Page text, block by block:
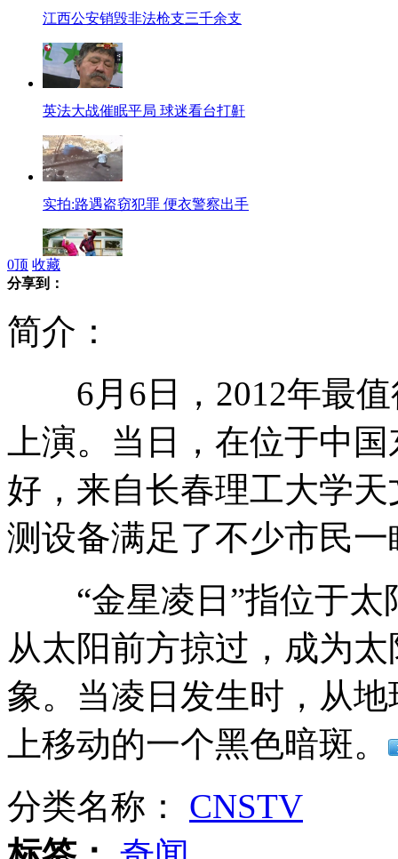
江西公安销毁非法枪支三千余支
英法大战催眠平局 球迷看台打鼾
实拍:路遇盗窃犯罪 便衣警察出手
美国小伙箱里装女友进出公寓
韩突然军方演习 称为报复朝挑衅
蛟龙号载人潜水器因天气原因推迟
暴雨袭台湾中南部 山崩致4人被埋
山西运城恶犬咬伤多人 警民合力深夜将其击毙
0顶 收藏
分享到：
简介：
6月6日，2012年最值
上演。当日，在位于中
好，来自长春理工大学
测设备满足了不少市民
“金星凌日”指位于太
从太阳前方掠过，成为
象。当凌日发生时，从
上移动的一个黑色暗斑。
分类名称： CNSTV